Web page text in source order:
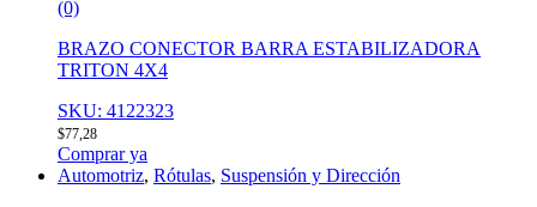
(0)
BRAZO CONECTOR BARRA ESTABILIZADORA
TRITON 4X4
SKU: 4122323
$77,28
Comprar ya
Automotriz, Rótulas, Suspensión y Dirección